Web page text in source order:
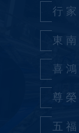
行
東
喜
尊
五